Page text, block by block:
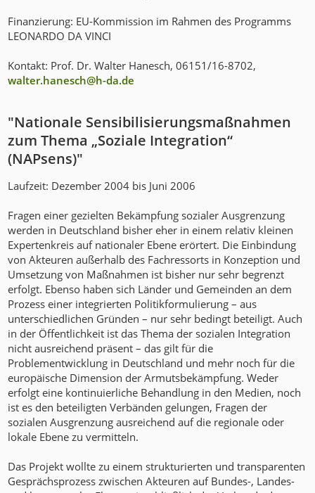
Finanzierung: EU-Kommission im Rahmen des Programms
LEONARDO DA VINCI
Kontakt: Prof. Dr. Walter Hanesch, 06151/16-8702,
walter.hanesch@h-da.de
"Nationale Sensibilisierungsmaßnahmen
zum Thema „Soziale Integration“
(NAPsens)"
Laufzeit: Dezember 2004 bis Juni 2006
Fragen einer gezielten Bekämpfung sozialer Ausgrenzung
werden in Deutschland bisher eher in einem relativ kleinen
Expertenkreis auf nationaler Ebene erörtert. Die Einbindung
von Akteuren außerhalb des Fachressorts in Konzeption und
Umsetzung von Maßnahmen ist bisher nur sehr begrenzt
erfolgt. Ebenso haben sich Länder und Gemeinden an dem
Prozess einer integrierten Politikformulierung – aus
unterschiedlichen Gründen – nur sehr bedingt beteiligt. Auch
in der Öffentlichkeit ist das Thema der sozialen Integration
nicht ausreichend präsent – das gilt für die
Problementwicklung in Deutschland und mehr noch für die
europäische Dimension der Armutsbekämpfung. Weder
erfolgt eine kontinuierliche Behandlung in den Medien, noch
ist es den beteiligten Verbänden gelungen, Fragen der
sozialen Ausgrenzung ausreichend auf die regionale oder
lokale Ebene zu vermitteln.
Das Projekt wollte zu einem strukturierten und transparenten
Gesprächsprozess zwischen Akteuren auf Bundes-, Landes-